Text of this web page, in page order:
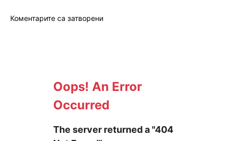
Коментарите са затворени